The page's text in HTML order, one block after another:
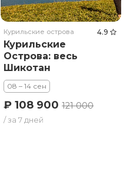
Курильские острова 4.9
Курильские
Острова: весь
Шикотан
08 – 14 сен
₽ 108 900121 000
/ за 7 дней